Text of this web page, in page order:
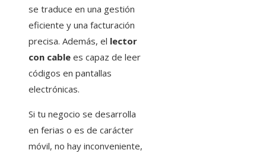
se traduce en una gestión
eficiente y una facturación
precisa. Además, el lector
con cable es capaz de leer
códigos en pantallas
electrónicas.
Si tu negocio se desarrolla
en ferias o es de carácter
móvil, no hay inconveniente,